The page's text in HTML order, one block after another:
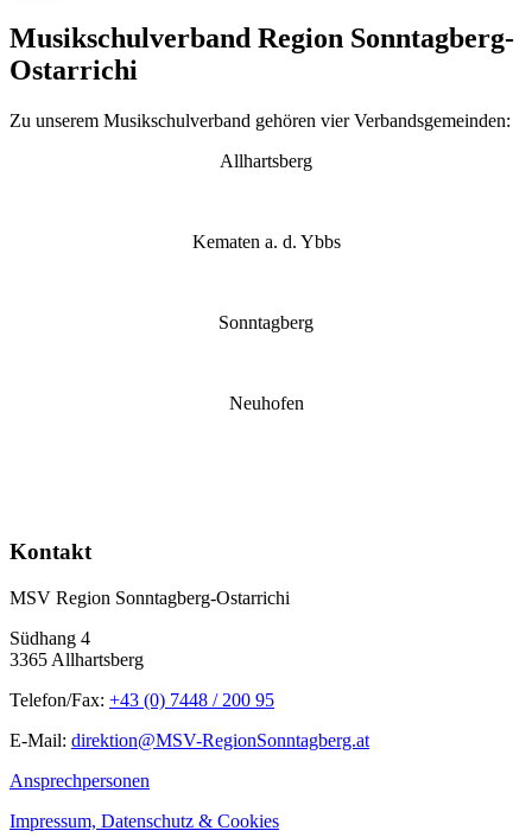
Musikschulverband Region Sonntagberg-
Ostarrichi
Zu unserem Musikschulverband gehören vier Verbandsgemeinden:
Allhartsberg
Kematen a. d. Ybbs
Sonntagberg
Neuhofen
Kontakt
MSV Region Sonntagberg-Ostarrichi
Südhang 4
3365 Allhartsberg
Telefon/Fax: +43 (0) 7448 / 200 95
E-Mail: direktion@MSV-RegionSonntagberg.at
Ansprechpersonen
Impressum, Datenschutz & Cookies